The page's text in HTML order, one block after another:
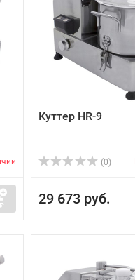
Куттер HR-9
(0)
29 673 руб.